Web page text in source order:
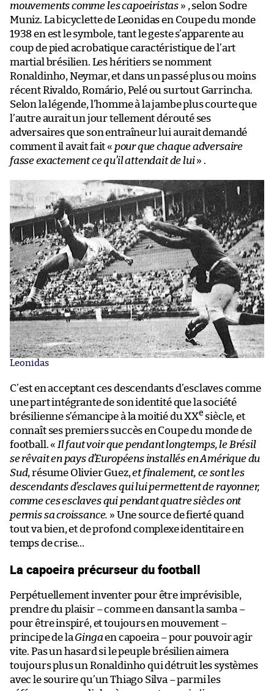
mouvements comme les capoeiristas » , selon Sodre
Muniz. La bicyclette de Leonidas en Coupe du monde
1938 en est le symbole, tant le geste s’apparente au
coup de pied acrobatique caractéristique de l’art
martial brésilien. Les héritiers se nomment
Ronaldinho, Neymar, et dans un passé plus ou moins
récent Rivaldo, Romário, Pelé ou surtout Garrincha.
Selon la légende, l’homme à la jambe plus courte que
l’autre aurait un jour tellement dérouté ses
adversaires que son entraîneur lui aurait demandé
comment il avait fait « pour que chaque adversaire
fasse exactement ce qu’il attendait de lui» .
Leonidas
C’est en acceptant ces descendants d’esclaves comme
une part intégrante de son identité que la société
brésilienne s’émancipe à la moitié du XXe siècle, et
connaît ses premiers succès en Coupe du monde de
football. « Il faut voir que pendant longtemps, le Brésil
se rêvait en pays d’Européens installés en Amérique du
Sud, résume Olivier Guez,et finalement, ce sont les
descendants d’esclaves qui lui permettent de rayonner,
comme ces esclaves qui pendant quatre siècles ont
permis sa croissance. » Une source de fierté quand
tout va bien, et de profond complexe identitaire en
temps de crise…
La capoeira précurseur du football
Perpétuellement inventer pour être imprévisible,
prendre du plaisir – comme en dansant la samba –
pour être inspiré, et toujours en mouvement –
principe de la Gingaen capoeira – pour pouvoir agir
vite. Pas un hasard si le peuple brésilien aimera
toujours plus un Ronaldinho qui détruit les systèmes
avec le sourire qu’un Thiago Silva – parmi les